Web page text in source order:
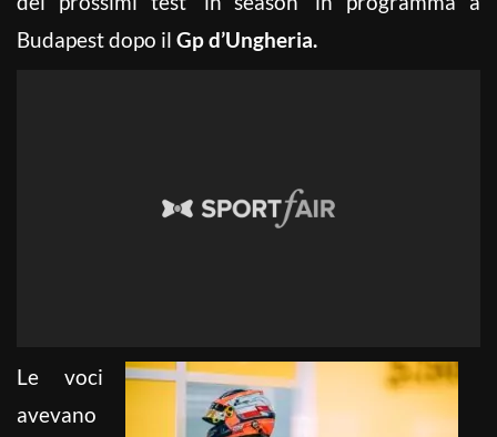
Budapest dopo il Gp d’Ungheria.
Le voci
avevano